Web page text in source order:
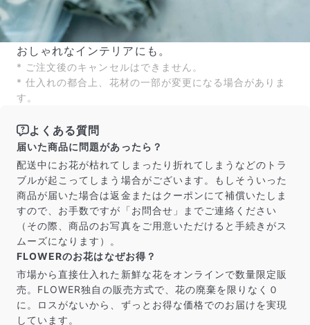
おしゃれなインテリアにも。
* ご注文後のキャンセルはできません。
* 仕入れの都合上、花材の一部が変更になる場合がありま
す。
よくある質問
届いた商品に問題があったら？
配送中にお花が枯れてしまったり折れてしまうなどのトラ
ブルが起こってしまう場合がございます。もしそういった
商品が届いた場合は返金またはクーポンにて補償いたしま
すので、お手数ですが「お問合せ」までご連絡ください
（その際、商品のお写真をご用意いただけると手続きがス
ムーズになります）。
FLOWERのお花はなぜお得？
市場から直接仕入れた新鮮な花をオンラインで数量限定販
売。FLOWER独自の販売方式で、花の廃棄を限りなく０
に。ロスがないから、ずっとお得な価格でのお届けを実現
しています。